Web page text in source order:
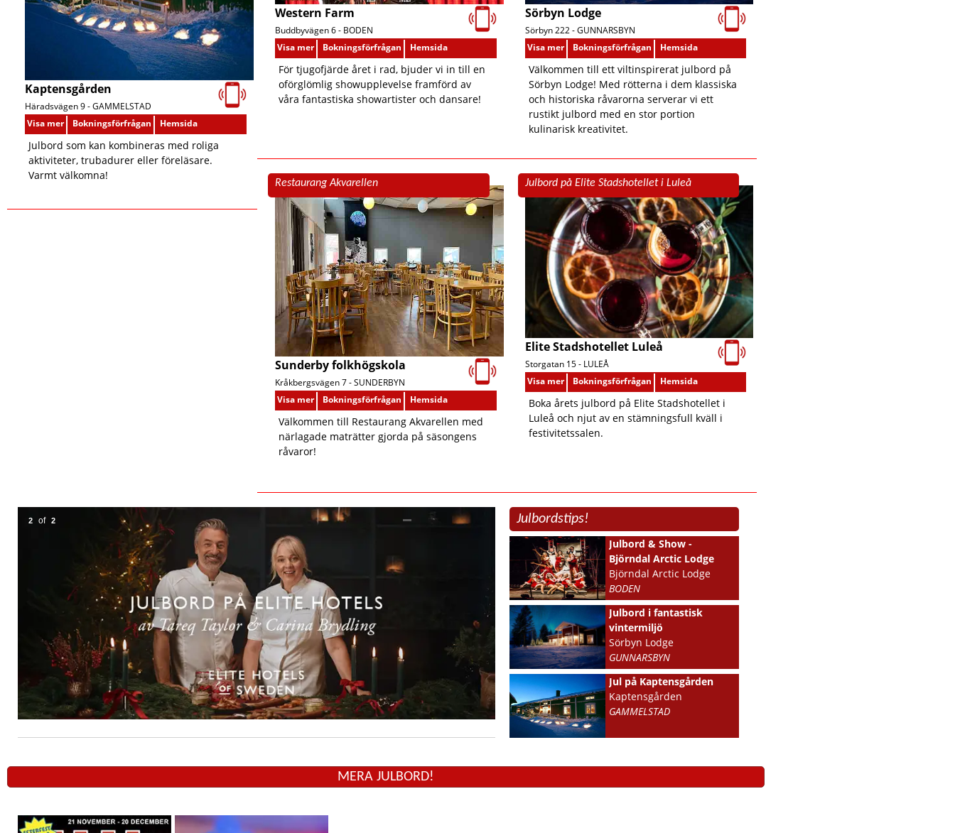
ÖREBRO LÄN
ÖSTERGÖTLANDS LÄN
Kaptensgården
Häradsvägen 9 -GAMMELSTAD
Visa mer
Bokningsförfrågan Hemsida
Julbord som kan kombineras med roliga
aktiviteter, trubadurer eller föreläsare.
Varmt välkomna!
Western Farm
Buddbyvägen 6 - BODEN
Visa mer
Bokningsförfrågan Hemsida
För tjugofjärde året i rad, bjuder vi in till en
oförglömlig showupplevelse framförd av
våra fantastiska showartister och dansare!
Sörbyn Lodge
Sörbyn 222 -GUNNARSBYN
Visa mer
Bokningsförfrågan Hemsida
Välkommen till ett viltinspirerat julbord på
Sörbyn Lodge! Med rötterna i dem klassiska
och historiska råvarorna serverar vi ett
rustikt julbord med en stor portion
kulinarisk kreativitet.
Restaurang Akvarellen
Sunderby folkhögskola
Kråkbergsvägen 7 -SUNDERBYN
Visa mer
Bokningsförfrågan Hemsida
Välkommen till Restaurang Akvarellen med
närlagade maträtter gjorda på säsongens
råvaror!
Julbord på Elite Stadshotellet i Luleå
Elite Stadshotellet Luleå
Storgatan 15 - LULEÅ
Visa mer
Bokningsförfrågan Hemsida
Boka årets julbord på Elite Stadshotellet i
Luleå och njut av en stämningsfull kväll i
festivitetssalen.
2 of 2 Julbordstips!
Julbord & Show -
Björndal Arctic Lodge
Björndal Arctic Lodge
BODEN
Julbord i fantastisk
vintermiljö
Sörbyn Lodge
GUNNARSBYN
Jul på Kaptensgården
Kaptensgården
GAMMELSTAD
MERA JULBORD!